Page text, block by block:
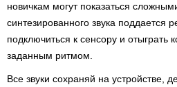
новичкам могут показаться
синтезированного звука поддается
подключиться к сенсору и отыграть
заданным ритмом.
Все звуки сохраняй на устройстве,